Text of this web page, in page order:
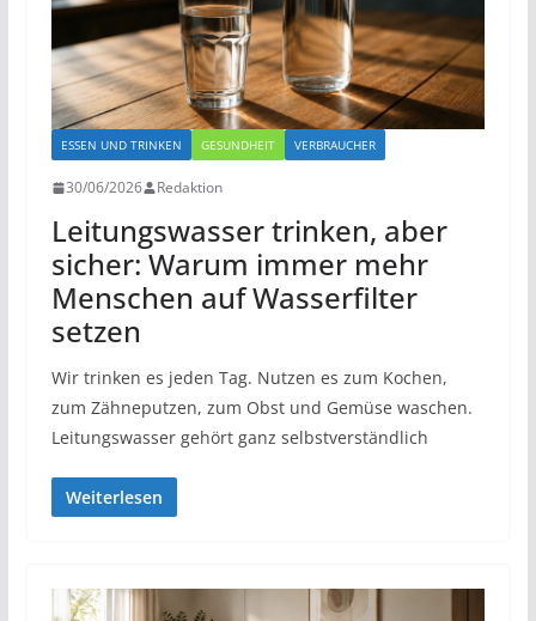
ESSEN UND TRINKEN GESUNDHEIT VERBRAUCHER
30/06/2026 Redaktion
Leitungswasser trinken, aber
sicher: Warum immer mehr
Menschen auf Wasserfilter
setzen
Wir trinken es jeden Tag. Nutzen es zum Kochen,
zum Zähneputzen, zum Obst und Gemüse waschen.
Leitungswasser gehört ganz selbstverständlich
Weiterlesen